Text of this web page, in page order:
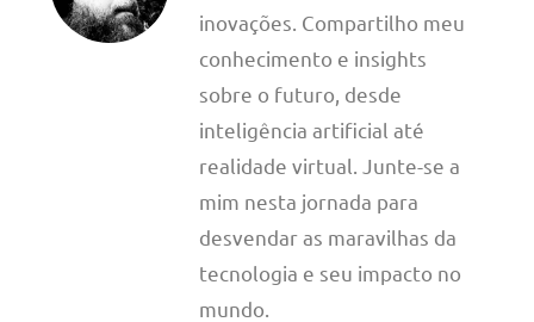
inovações. Compartilho meu
conhecimento e insights
sobre o futuro, desde
inteligência artificial até
realidade virtual. Junte-se a
mim nesta jornada para
desvendar as maravilhas da
tecnologia e seu impacto no
mundo.